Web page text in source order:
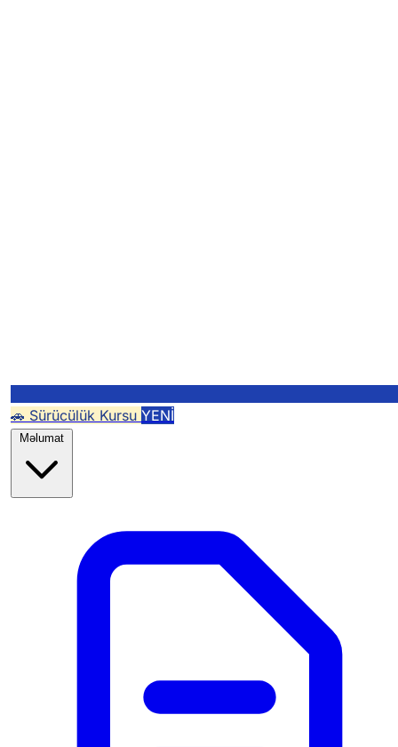
🚗 Sürücülük Kursu YENİ
Məlumat